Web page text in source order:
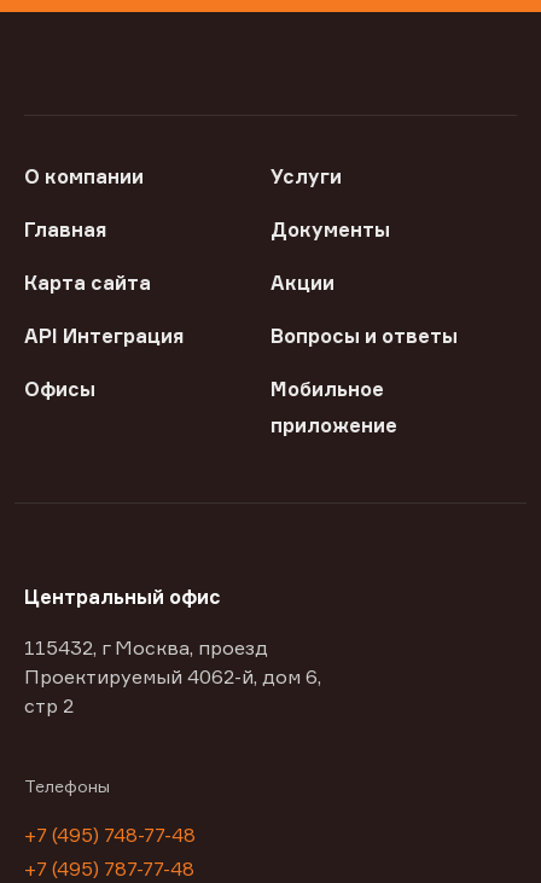
О компании Услуги
Главная Документы
Карта сайта Акции
API Интеграция Вопросы и ответы
Офисы
Мобильное
приложение
Центральный офис
115432, г Москва, проезд
Проектируемый 4062-й, дом 6,
стр 2
Телефоны
+7 (495) 748-77-48
+7 (495) 787-77-48